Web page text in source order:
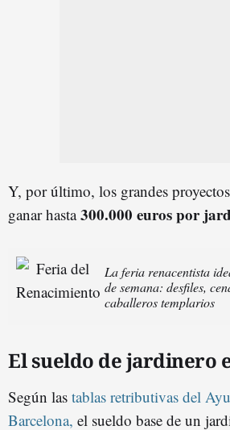
Y, por último, los grandes
ganar hasta300.000 euros por
La feria renacentista
de semana: desfiles,
caballeros templarios
El sueldo de jardinero
Según las tablas retributivas del
Barcelona, el sueldo base de un